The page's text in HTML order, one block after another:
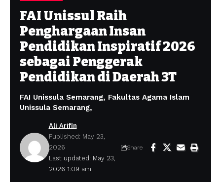
FAI Unissul Raih
Penghargaan Insan
Pendidikan Inspiratif 2026
sebagai Penggerak
Pendidikan di Daerah 3T
FAI Unissula Semarang, Fakultas Agama Islam
Unissula Semarang,
Last updated: May 23,
2026 1:09 am
Ali Arifin
Published: May 23,
2026
Share